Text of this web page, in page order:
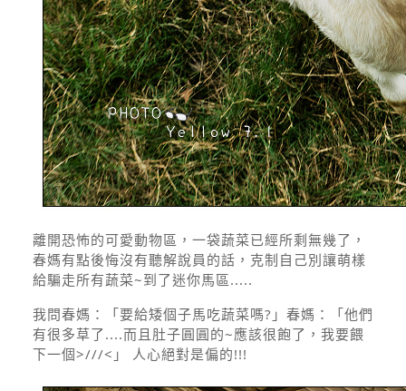
離開恐怖的可愛動物區，一袋蔬菜已經所剩無幾了，
春媽有點後悔沒有聽解說員的話，克制自己別讓萌樣
給騙走所有蔬菜~到了迷你馬區.....
我問春媽：「要給矮個子馬吃蔬菜嗎?」春媽：「他們
有很多草了....而且肚子圓圓的~應該很飽了，我要餵
下一個>///<」 人心絕對是偏的!!!